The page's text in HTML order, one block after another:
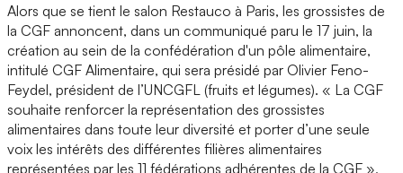
Alors que se tient le salon Restauco à Paris, les grossistes de
la CGF annoncent, dans un communiqué paru le 17 juin, la
création au sein de la confédération d'un pôle alimentaire,
intitulé CGF Alimentaire, qui sera présidé par Olivier Feno-
Feydel, président de l’UNCGFL (fruits et légumes). « La CGF
souhaite renforcer la représentation des grossistes
alimentaires dans toute leur diversité et porter d’une seule
voix les intérêts des différentes filières alimentaires
représentées par les 11 fédérations adhérentes de la CGF »,